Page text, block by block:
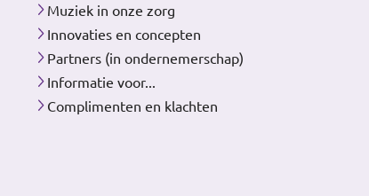
Muziek in onze zorg
Innovaties en concepten
Partners (in ondernemerschap)
Informatie voor...
Complimenten en klachten